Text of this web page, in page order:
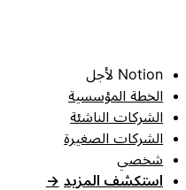
Notion لأجل
الخطة المؤسسية
الشركات الناشئة
الشركات الصغيرة
شخصي
استكشف المزيد →